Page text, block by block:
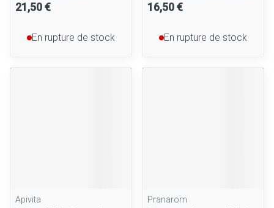
21,50 €
En rupture de stock
16,50 €
En rupture de stock
Apivita
Pranarom